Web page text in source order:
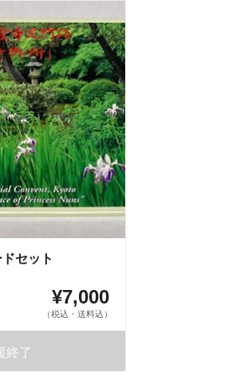
セット
¥7,000
（税込・送料込）
終了